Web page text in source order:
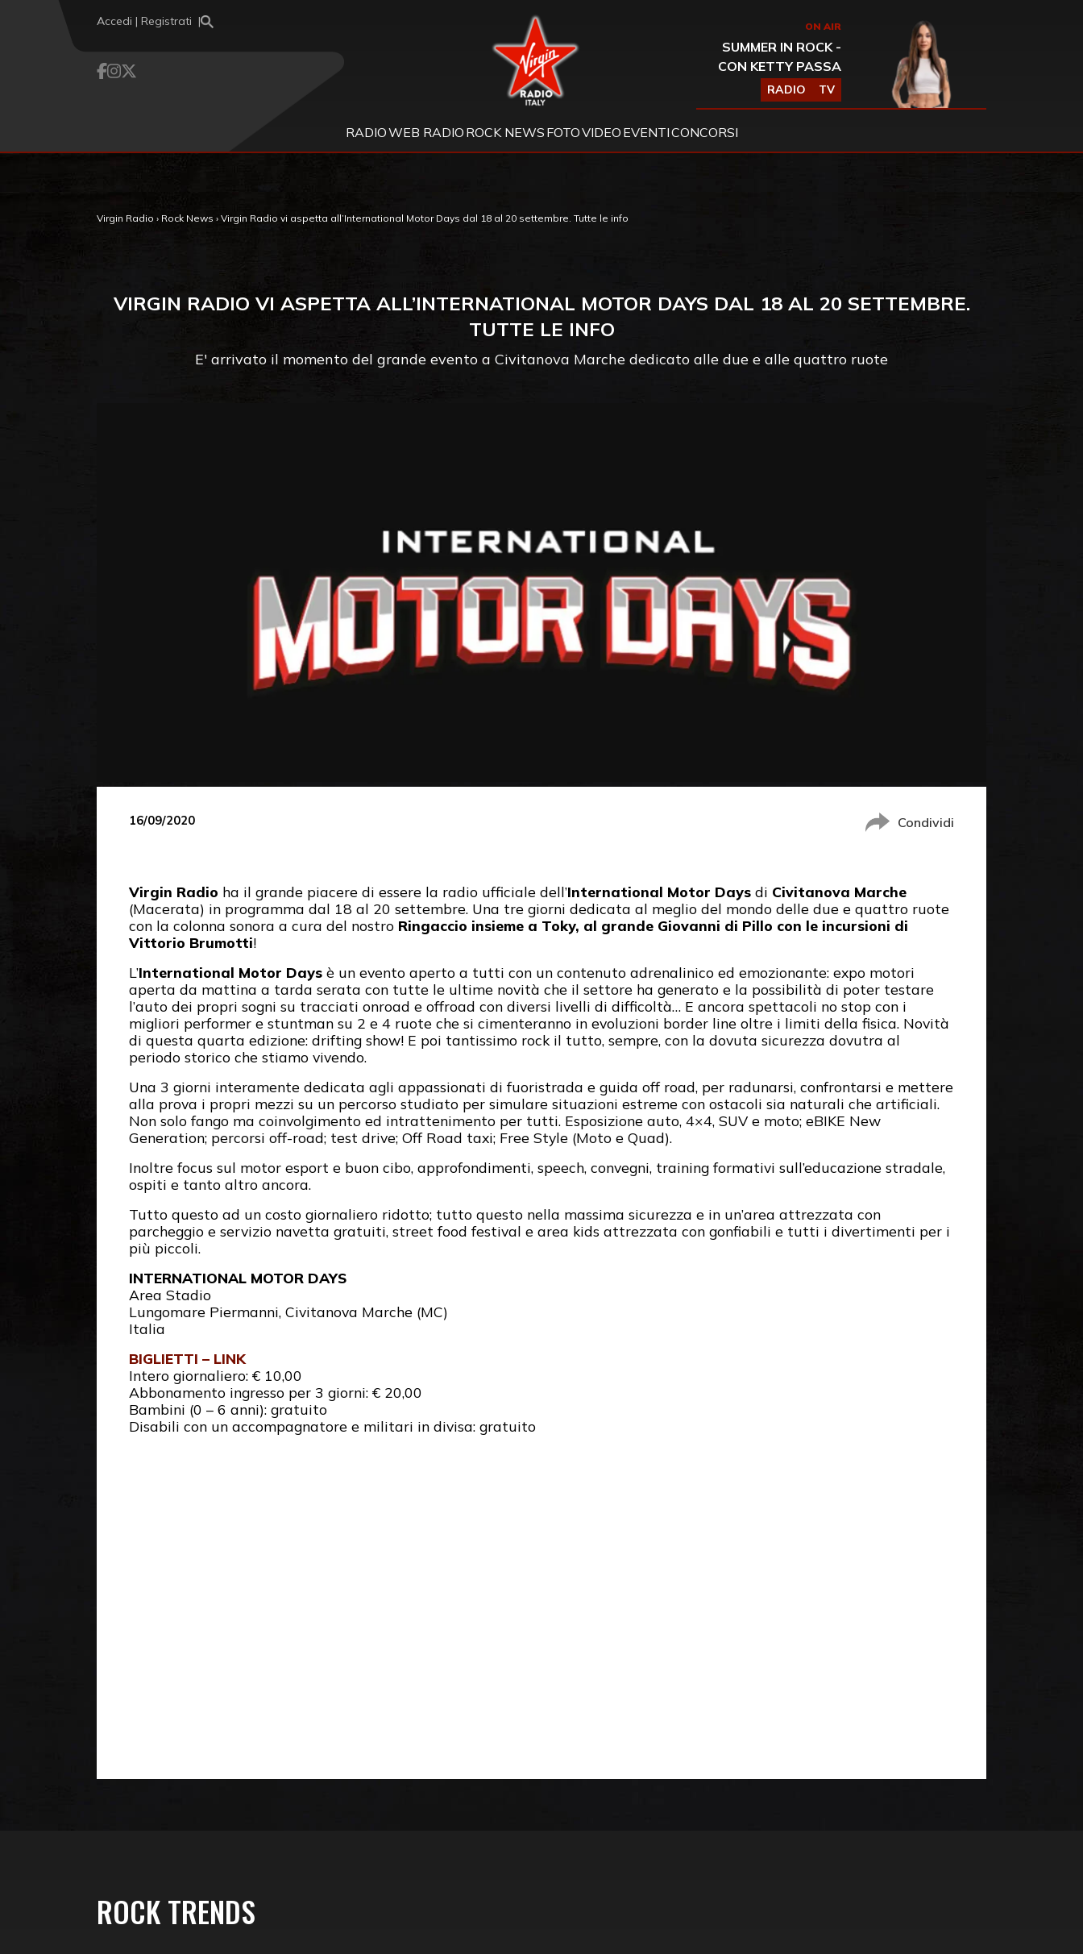
Accedi | Registrati Virgin Radio ON AIR
SUMMER IN ROCK -
CON KETTY PASSA
RADIO TV
RADIOWEB RADIO ROCK NEWS FOTOVIDEO EVENTICONCORSI
Virgin Radio › Rock News › Virgin Radio vi aspetta all’International Motor Days dal 18 al 20 settembre. Tutte le info
VIRGIN RADIO VI ASPETTA ALL’INTERNATIONAL MOTOR DAYS DAL 18 AL 20 SETTEMBRE.
TUTTE LE INFO
E' arrivato il momento del grande evento a Civitanova Marche dedicato alle due e alle quattro ruote
16/09/2020 Condividi
Virgin Radio ha il grande piacere di essere la radio ufficiale dell’International Motor Days di Civitanova Marche
(Macerata) in programma dal 18 al 20 settembre. Una tre giorni dedicata al meglio del mondo delle due e quattro ruote
con la colonna sonora a cura del nostro Ringaccio insieme a Toky, al grande Giovanni di Pillo con le incursioni di
Vittorio Brumotti!
L’International Motor Days è un evento aperto a tutti con un contenuto adrenalinico ed emozionante: expo motori
aperta da mattina a tarda serata con tutte le ultime novità che il settore ha generato e la possibilità di poter testare
l’auto dei propri sogni su tracciati onroad e offroad con diversi livelli di difficoltà… E ancora spettacoli no stop con i
migliori performer e stuntman su 2 e 4 ruote che si cimenteranno in evoluzioni border line oltre i limiti della fisica. Novità
di questa quarta edizione: drifting show! E poi tantissimo rock il tutto, sempre, con la dovuta sicurezza dovutra al
periodo storico che stiamo vivendo.
Una 3 giorni interamente dedicata agli appassionati di fuoristrada e guida off road, per radunarsi, confrontarsi e mettere
alla prova i propri mezzi su un percorso studiato per simulare situazioni estreme con ostacoli sia naturali che artificiali.
Non solo fango ma coinvolgimento ed intrattenimento per tutti. Esposizione auto, 4×4, SUV e moto; eBIKE New
Generation; percorsi off-road; test drive; Off Road taxi; Free Style (Moto e Quad).
Inoltre focus sul motor esport e buon cibo, approfondimenti, speech, convegni, training formativi sull’educazione stradale,
ospiti e tanto altro ancora.
Tutto questo ad un costo giornaliero ridotto; tutto questo nella massima sicurezza e in un’area attrezzata con
parcheggio e servizio navetta gratuiti, street food festival e area kids attrezzata con gonfiabili e tutti i divertimenti per i
più piccoli.
INTERNATIONAL MOTOR DAYS
Area Stadio
Lungomare Piermanni, Civitanova Marche (MC)
Italia
BIGLIETTI – LINK
Intero giornaliero: € 10,00
Abbonamento ingresso per 3 giorni: € 20,00
Bambini (0 – 6 anni): gratuito
Disabili con un accompagnatore e militari in divisa: gratuito
ROCK TRENDS